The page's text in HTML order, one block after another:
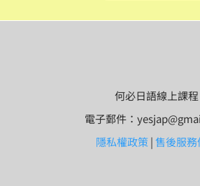
何必日語線上課程
電子郵件：
隱私權政策|售後服務